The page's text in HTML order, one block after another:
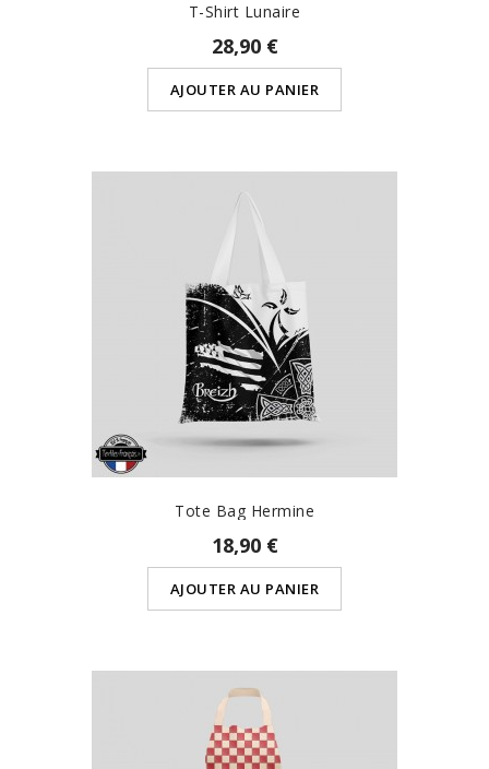
T-Shirt Lunaire
28,90 €
AJOUTER AU PANIER
Tote Bag Hermine
18,90 €
AJOUTER AU PANIER